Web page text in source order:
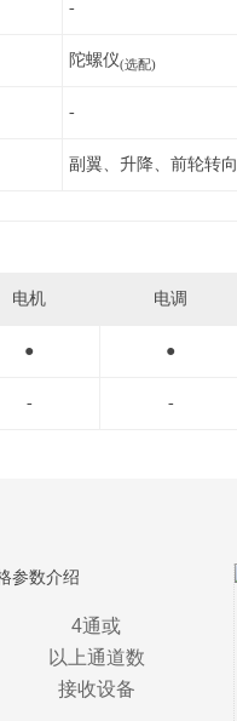
-
陀螺仪(选配)
-
副翼、升降、前轮转向
电机 电调
● ●
- -
4通或
以上通道数
接收设备